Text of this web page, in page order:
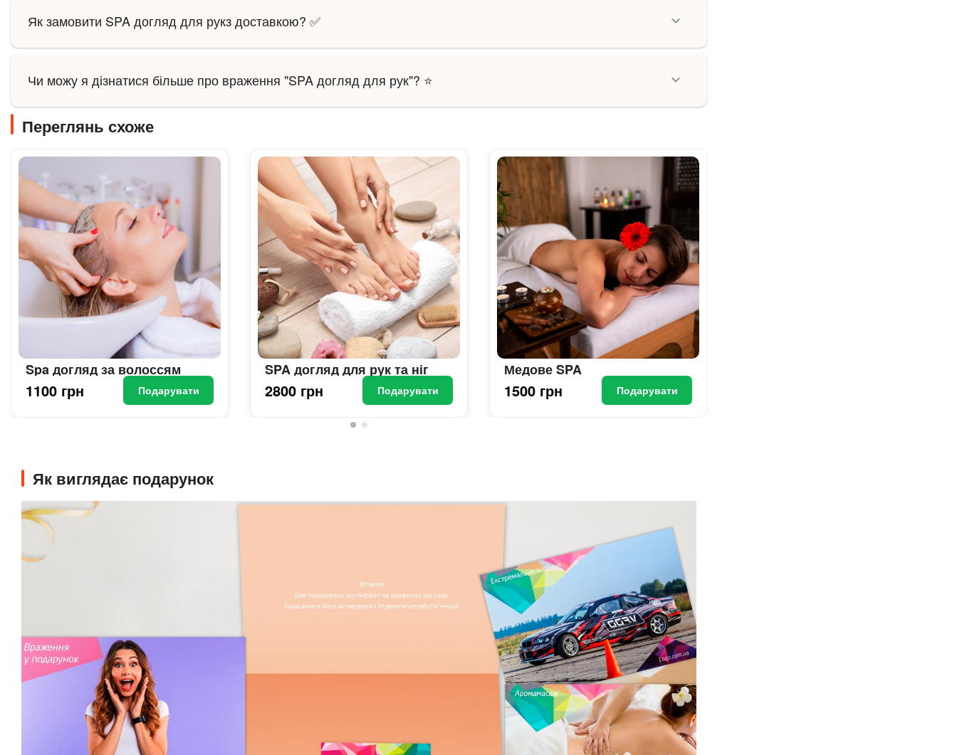
Як замовити SPA догляд для рукз доставкою? ✅
Чи можу я дізнатися більше про враження "SPA догляд для рук"? ⭐
Переглянь схоже
Spa догляд за волоссям
1100 грн Подарувати
SPA догляд для рук та ніг
2800 грн Подарувати
Медове SPA
1500 грн Подарувати
Як виглядає подарунок